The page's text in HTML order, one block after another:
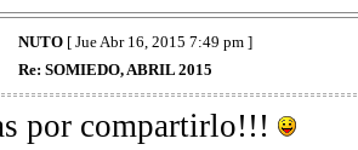
NUTO[ Jue Abr 16, 2015 7:49 pm ]
Re: SOMIEDO, ABRIL 2015
por compartirlo!!!